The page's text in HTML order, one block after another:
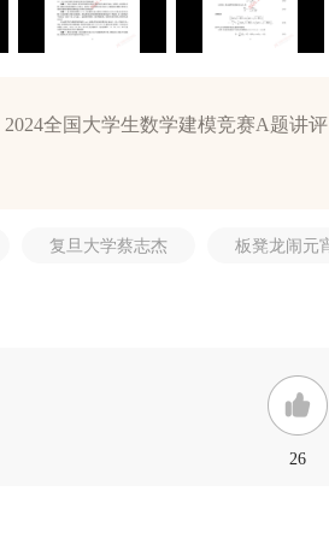
全国大学生数学建模竞赛A题讲
复旦大学蔡志杰 板凳龙闹元
26